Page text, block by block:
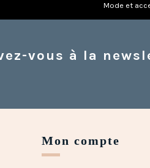
Mode et
vous à la
Mon compte